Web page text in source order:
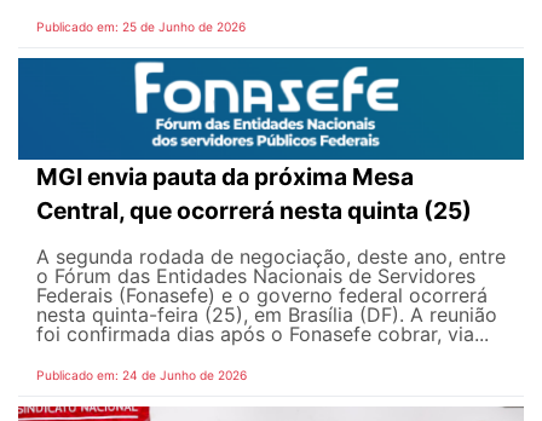
Publicado em: 25 de Junho de 2026
MGI envia pauta da próxima Mesa
Central, que ocorrerá nesta quinta (25)
A segunda rodada de negociação, deste ano, entre
o Fórum das Entidades Nacionais de Servidores
Federais (Fonasefe) e o governo federal ocorrerá
nesta quinta-feira (25), em Brasília (DF). A reunião
foi confirmada dias após o Fonasefe cobrar, via...
Publicado em: 24 de Junho de 2026